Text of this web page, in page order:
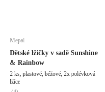
Mepal
Dětské lžičky v sadě Sunshine
& Rainbow
2 ks, plastové, béžové, 2x polévková
lžíce